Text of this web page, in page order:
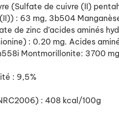
(Sulfate de cuivre (II)
: 63 mg, 3b504
de zinc d’acides aminés
: 0.20 mg. Acides
Montmorillonite: 3700
: 9,5%
: 408 kcal/100g